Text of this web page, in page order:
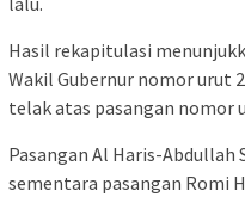
Hasil rekapitulasi
Wakil Gubernur nomor urut
telak atas pasangan nomor
Pasangan Al Haris-Abdullah
sementara pasangan Romi